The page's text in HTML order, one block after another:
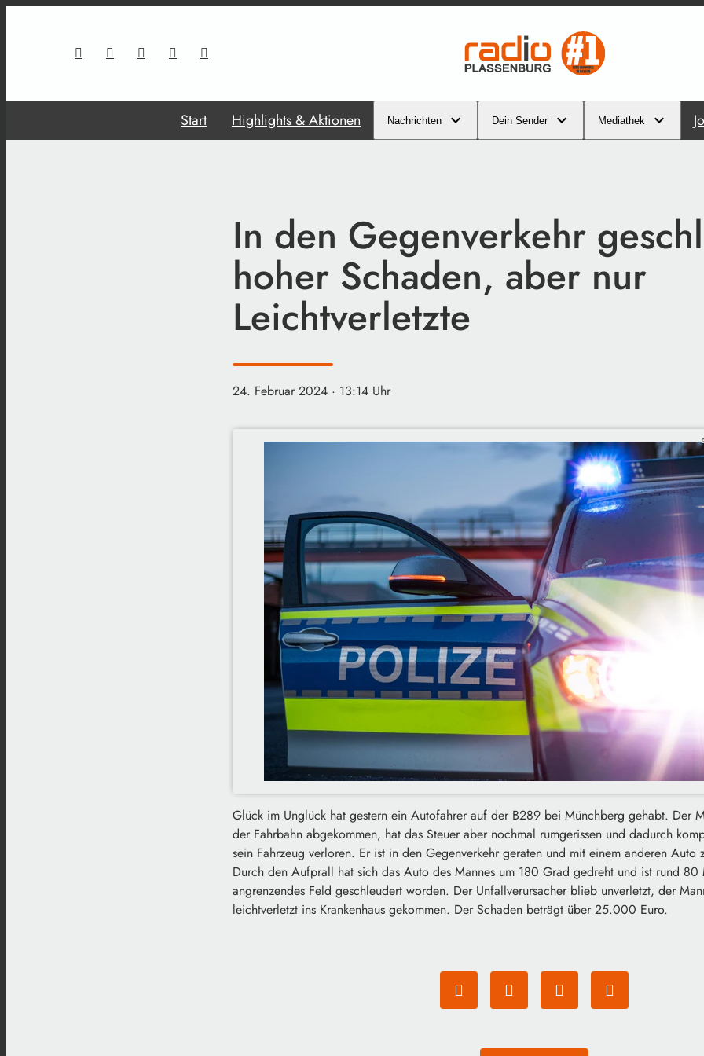
Start Highlights & Aktionen Nachrichten Dein Sender Mediathek
In den Gegenverkehr
hoher Schaden, aber nur
Leichtverletzte
24. Februar 2024 · 13:14 Uhr
Glück im Unglück hat gestern ein Autofahrer auf der B289 bei Münchberg gehabt. Der
der Fahrbahn abgekommen, hat das Steuer aber nochmal rumgerissen und dadurch
sein Fahrzeug verloren. Er ist in den Gegenverkehr geraten und mit einem anderen Auto
Durch den Aufprall hat sich das Auto des Mannes um 180 Grad gedreht und ist rund 80
angrenzendes Feld geschleudert worden. Der Unfallverursacher blieb unverletzt, der
leichtverletzt ins Krankenhaus gekommen. Der Schaden beträgt über 25.000 Euro.